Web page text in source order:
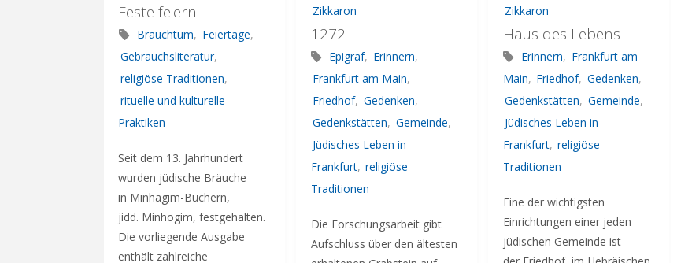
Feste feiern
Brauchtum, Feiertage,
Gebrauchsliteratur,
religiöse Traditionen,
rituelle und kulturelle
Praktiken
Seit dem 13. Jahrhundert
wurden jüdische Bräuche
in Minhagim-Büchern,
jidd. Minhogim, festgehalten.
Die vorliegende Ausgabe
enthält zahlreiche
Zikkaron
1272
Epigraf, Erinnern,
Frankfurt am Main,
Friedhof, Gedenken,
Gedenkstätten, Gemeinde,
Jüdisches Leben in
Frankfurt, religiöse
Traditionen
Die Forschungsarbeit gibt
Aufschluss über den ältesten
Zikkaron
Haus des Lebens
Erinnern, Frankfurt am
Main, Friedhof, Gedenken,
Gedenkstätten, Gemeinde,
Jüdisches Leben in
Frankfurt, religiöse
Traditionen
Eine der wichtigsten
Einrichtungen einer jeden
jüdischen Gemeinde ist